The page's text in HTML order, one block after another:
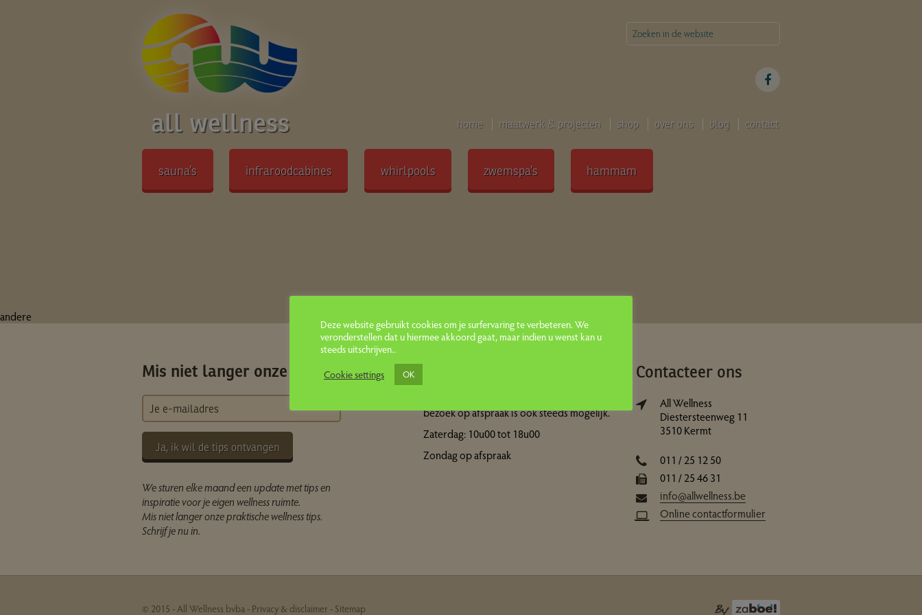
all wellness home maatwerk & projecten shop over ons blog contact
sauna’s infraroodcabines whirlpools zwemspa’s hammam
andere
Mis niet langer onze tips
Ja, ik wil de tips ontvangen
We sturen elke maand een update met tips en
inspiratie voor je eigen wellness ruimte.
Mis niet langer onze praktische wellness tips.
Schrijf je nu in.
bezoek op afspraak is ook steeds mogelijk.
Zaterdag: 10u00 tot 18u00
Zondag op afspraak
Contacteer ons
All Wellness
Diestersteenweg 11
3510 Kermt
011 / 25 12 50
011 / 25 46 31
info@allwellness.be
Online contactformulier
© 2015 - All Wellness bvba - Privacy & disclaimer- Sitemap
Deze website gebruikt cookies om je surfervaring te verbeteren. We
veronderstellen dat u hiermee akkoord gaat, maar indien u wenst kan u
steeds uitschrijven..
Cookie settings
OK